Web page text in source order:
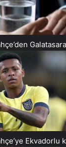
Ekvadorlu